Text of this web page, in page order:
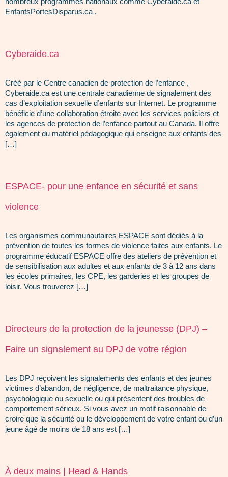
EnfantsPortesDisparus.ca .
Cyberaide.ca
Créé par le Centre canadien de protection de l’enfance ,
Cyberaide.ca est une centrale canadienne de signalement des
cas d’exploitation sexuelle d’enfants sur Internet. Le programme
bénéficie d’une collaboration étroite avec les services policiers et
les agences de protection de l’enfance partout au Canada. Il offre
également du matériel pédagogique qui enseigne aux enfants des
[…]
ESPACE- pour une enfance en sécurité et sans
violence
Les organismes communautaires ESPACE sont dédiés à la
prévention de toutes les formes de violence faites aux enfants. Le
programme éducatif ESPACE offre des ateliers de prévention et
de sensibilisation aux adultes et aux enfants de 3 à 12 ans dans
les écoles primaires, les CPE, les garderies et les groupes de
loisir. Vous trouverez […]
Directeurs de la protection de la jeunesse (DPJ) –
Faire un signalement au DPJ de votre région
Les DPJ reçoivent les signalements des enfants et des jeunes
victimes d’abandon, de négligence, de maltraitance physique,
psychologique ou sexuelle ou qui présentent des troubles de
comportement sérieux. Si vous avez un motif raisonnable de
croire que la sécurité ou le développement de votre enfant ou d’un
jeune âgé de moins de 18 ans est […]
À deux mains | Head & Hands